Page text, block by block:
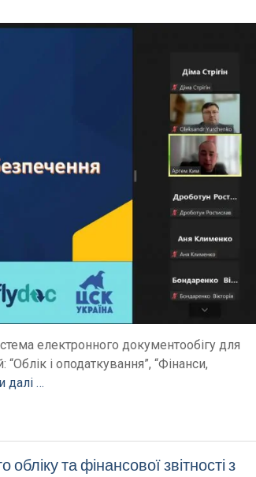
електронного документообігу для
і оподаткування”, “Фінанси,
далі …
та фінансової звітності з